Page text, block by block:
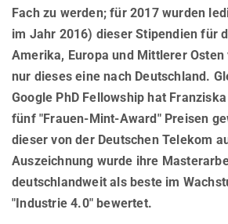
D6 Visual Computing and Artificial
RG1 Automation of Logic
RG2 Network and Cloud Systems
PUBLICATIONS
RESEARCH COORDINATION
OMBUDSPERSON FOR GOOD SCIENTIFIC
DOCTORAL RESEARCH
Saarbrücken Research Center for Visual
and Artificial Intelligence (VIA)
Saarland Informatics Campus
GRADUATE PROGRAMS
International Max Planck Research School
Maryland Max Planck Ph.D. Program in
Max Planck Graduate Center for Computer
Konrad Zuse School of Excellence in
JOINT ADMINISTRATION
International Office
JOINT SCIENTIFIC IT AND TECHNICAL
RESEARCH COORDINATION
REPRESENTATIVE FOR EQUAL
Equal Opportunities
JOB OPENINGS
GRADUATE PROGRAM (IMPRS-TRUST)
INTERNSHIPS
STARTUP SUPPORT (IT-INKUBATOR)
SOFTWARE
ABOUT US
History
Mission
Max Planck Society
Scientific Members of MPG
Fach zu werden; für 2017 wurden
im Jahr 2016) dieser Stipendien für
Amerika, Europa und Mittlerer Osten
nur dieses eine nach Deutschland.
Google PhD Fellowship hat
fünf "Frauen-Mint-Award" Preisen
dieser von der Deutschen Telekom
Auszeichnung wurde ihre
deutschlandweit als beste im
"Industrie 4.0" bewertet.